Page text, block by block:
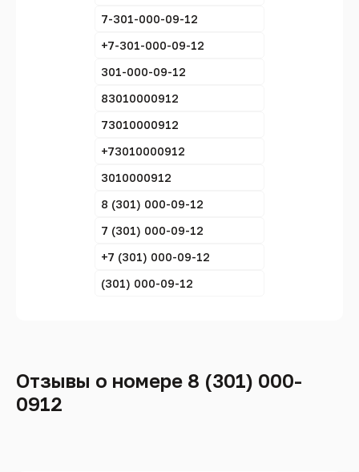
7-301-000-09-12
+7-301-000-09-12
301-000-09-12
83010000912
73010000912
+73010000912
3010000912
8 (301) 000-09-12
7 (301) 000-09-12
+7 (301) 000-09-12
(301) 000-09-12
Отзывы о номере 8 (301) 000-
0912